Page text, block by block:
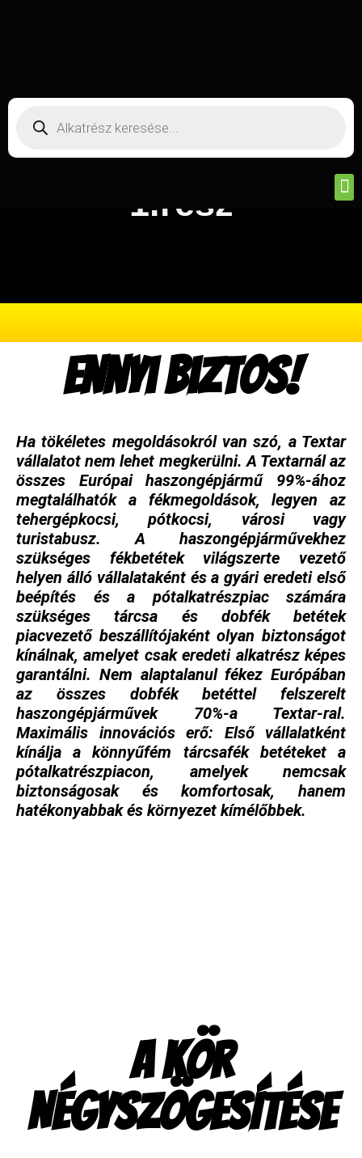
biztonság, tegnap,
ma, holnap…
1.rész
Ennyi biztos!
Ha tökéletes megoldásokról van szó, a Textar
vállalatot nem lehet megkerülni. A Textarnál az
összes Európai haszongépjármű 99%-ához
megtalálhatók a fékmegoldások, legyen az
tehergépkocsi, pótkocsi, városi vagy
turistabusz. A haszongépjárművekhez
szükséges fékbetétek világszerte vezető
helyen álló vállalataként és a gyári eredeti első
beépítés és a pótalkatrészpiac számára
szükséges tárcsa és dobfék betétek
piacvezető beszállítójaként olyan biztonságot
kínálnak, amelyet csak eredeti alkatrész képes
garantálni. Nem alaptalanul fékez Európában
az összes dobfék betéttel felszerelt
haszongépjárművek 70%-a Textar-ral.
Maximális innovációs erő: Első vállalatként
kínálja a könnyűfém tárcsafék betéteket a
pótalkatrészpiacon, amelyek nemcsak
biztonságosak és komfortosak, hanem
hatékonyabbak és környezet kímélőbbek.
A KÖR
NÉGYSZÖGESÍTÉSE